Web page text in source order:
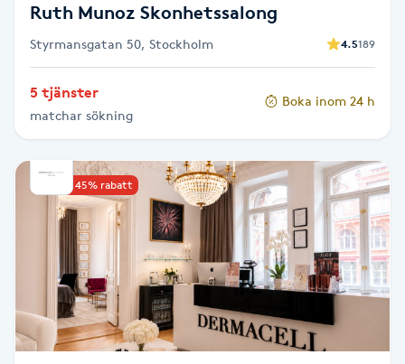
Fibromassage
Fillers
Fotmassage
Fotsvamp
Fotvård
Ruth Munoz Skonhetssalong
Styrmansgatan 50, Stockholm 4.5189
5 tjänster
matchar sökning
Boka inom 24 h
Upp till 45% rabatt